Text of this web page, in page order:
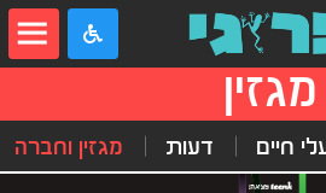
מגזין
חיים דעות מגזין וחברה